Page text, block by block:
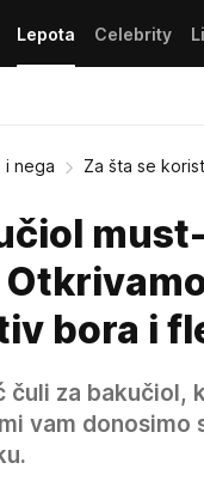
Lepota Celebrity
i nega Za šta se
bora i
čuli za bakučiol,
vam donosimo